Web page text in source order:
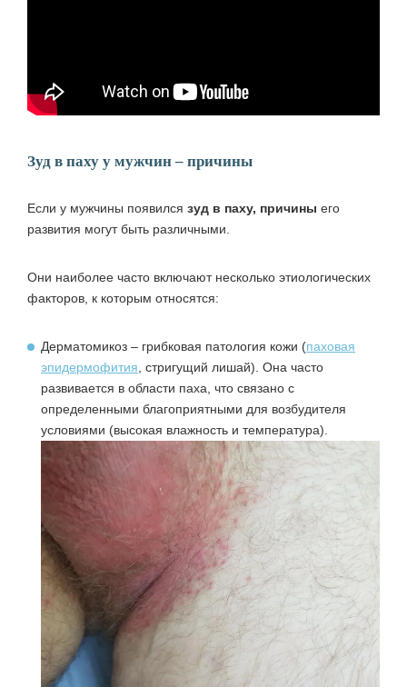
Зуд в паху у мужчин – причины
Если у мужчины появился зуд в паху, причины его
развития могут быть различными.
Они наиболее часто включают несколько этиологических
факторов, к которым относятся:
Дерматомикоз – грибковая патология кожи (паховая
эпидермофития, стригущий лишай). Она часто
развивается в области паха, что связано с
определенными благоприятными для возбудителя
условиями (высокая влажность и температура).